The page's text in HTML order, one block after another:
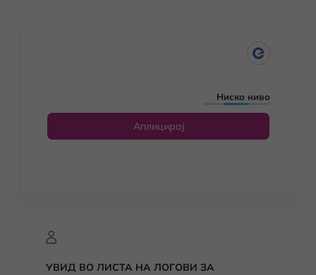
Ниско ниво
Аплицирај
УВИД ВО ЛИСТА НА ЛОГОВИ ЗА